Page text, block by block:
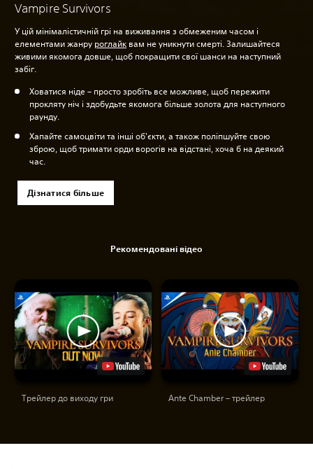
Vampire Survivors
У цій мінімалістичній грі на виживання з обмеженим часом і
елементами жанру роглайк вам не уникнути смерті. Залишайтеся
живими якомога довше, щоб покращити свої шанси на наступний
забіг.
Ховатися ніде – просто зробіть все можливе, щоб пережити
прокляту ніч і здобудьте якомога більше золота для наступного
раунду.
Хапайте самоцвіти та інші об'єкти, а також поліпшуйте свою
зброю, щоб тримати орди ворогів на відстані, хоча б на деякий
час.
Дізнатися більше
Рекомендовані відео
Трейлер до виходу гри Ante Chamber – трейлер